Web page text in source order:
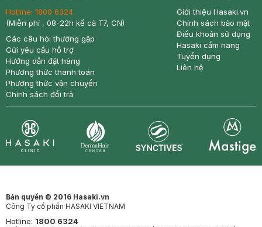
Hotline: 1800 6324
(Miễn phí , 08-22h kể cả T7, CN)
Các câu hỏi thường gặp
Gửi yêu cầu hỗ trợ
Hướng dẫn đặt hàng
Phương thức thanh toán
Phương thức vận chuyển
Chính sách đổi trả
Giới thiệu Hasaki.vn
Chính sách bảo mật
Điều khoản sử dụng
Hasaki cẩm nang
Tuyển dụng
Liên hệ
Bản quyền © 2016 Hasaki.vn
Công Ty cổ phần HASAKI VIETNAM
Hotline: 1800 6324